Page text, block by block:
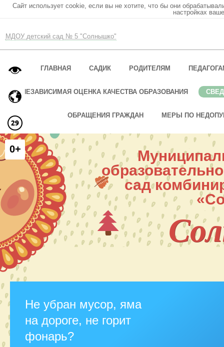
Сайт использует cookie, если вы не хотите, что бы они
настройках
МДОУ детский сад № 5 "Солнышко"
ГЛАВНАЯ САДИК РОДИТЕЛЯМ
НЕЗАВИСИМАЯ ОЦЕНКА КАЧЕСТВА ОБРАЗОВАНИЯ
ОБРАЩЕНИЯ ГРАЖДАН МЕРЫ ПО
сад
Не убран мусор, яма
на дороге, не горит
фонарь?
0+